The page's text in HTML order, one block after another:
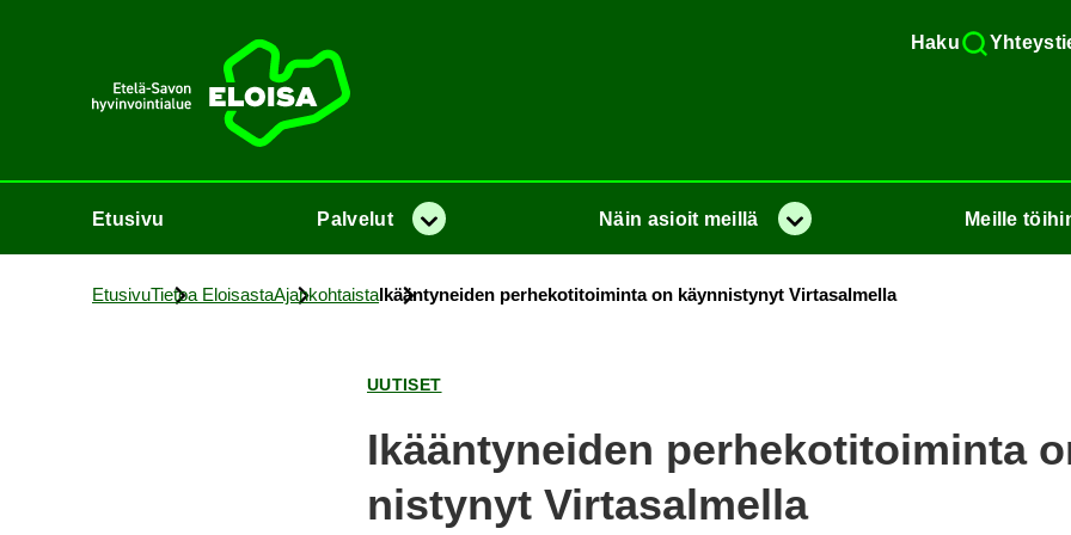
Haku
Etusi­vu
Etusi­vu Pal­ve­lut Va­lik­ko Näin asioit meil­lä Va­lik­ko Meil­le
Etusi­vuTie­toa Eloi­sas­taAjan­koh­tais­taIkään­ty­nei­den per­he­ko­ti­toi­min­ta on käyn­nis­ty­nyt Vir­ta­sal­mel­la
UU­TI­SET
Ikään­ty­nei­den per­he­ko­ti­toi­min­ta
nis­ty­nyt Vir­ta­sal­mel­la